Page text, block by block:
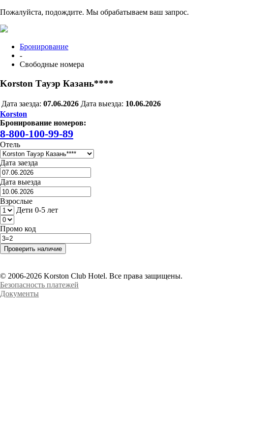
Пожалуйста, подождите. Мы обрабатываем ваш запрос.
Бронирование
-
Свободные номера
Korston Тауэр Казань****
Дата заезда: 07.06.2026 Дата выезда: 10.06.2026
Korston
Бронирование номеров:
8-800-100-99-89
Отель
Дата заезда
Дата выезда
Взрослые
Дети 0-5 лет
Промо код
© 2006-2026 Korston Club Hotel. Все права защищены.
Безопасность платежей
Документы